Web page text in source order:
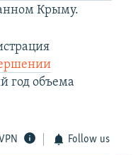
Крыму.
год объема
Follow us